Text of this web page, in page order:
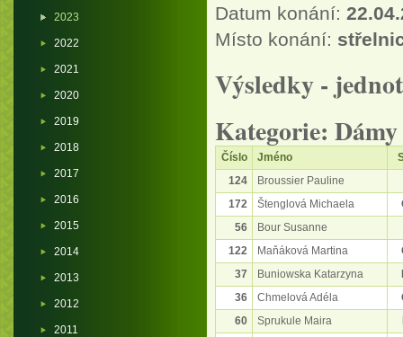
Datum konání:
Místo konání:
Výsledky -
Kategorie: Dámy
Číslo Jméno
124
Broussier Pauline
172
Štenglová Michaela
56
Bour Susanne
122
Maňáková Martina
37
Buniowska Katarzyna
36
Chmelová Adéla
60
Sprukule Maira
2023
2022
2021
2020
2019
2018
2017
2016
2015
2014
2013
2012
2011